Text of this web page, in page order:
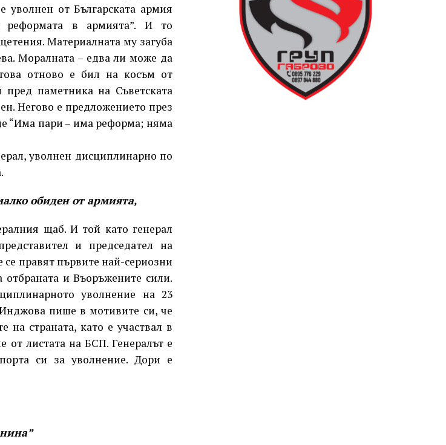
уволнен от Българската армия
реформата в армията”. И то
Материалната му загуба
Моралната – едва ли може да
отново е бил на косъм от
паметника на Съветската
Негово е предложението през
“Има пари – има реформа; няма
уволнен дисциплинарно по
обиден от армията,
щаб. И той като генерал
и председател на
правят първите най-сериозни
и Въоръжените сили.
уволнение на 23
пише в мотивите си, че
на страната, като е участвал в
от листата на БСП. Генералът е
си за уволнение. Дори е